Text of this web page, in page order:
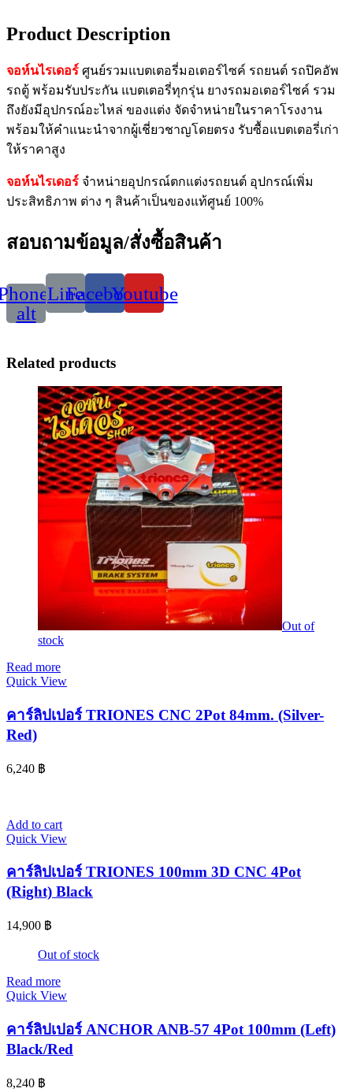
Product Description
จอห์นไรเดอร์ ศูนย์รวมแบตเตอรี่มอเตอร์ไซค์ รถยนต์ รถปิคอัพ
รถตู้ พร้อมรับประกัน แบตเตอรี่ทุกรุ่น ยางรถมอเตอร์ไซค์ รวม
ถึงยังมีอุปกรณ์อะไหล่ ของแต่ง จัดจำหน่ายในราคาโรงงาน
พร้อมให้คำแนะนำจากผู้เชี่ยวชาญโดยตรง รับซื้อแบตเตอรี่เก่า
ให้ราคาสูง
จอห์นไรเดอร์ จำหน่ายอุปกรณ์ตกแต่งรถยนต์ อุปกรณ์เพิ่ม
ประสิทธิภาพ ต่าง ๆ สินค้าเป็นของแท้ศูนย์ 100%
สอบถามข้อมูล/สั่งซื้อสินค้า
alt
LineFacebookYoutube
Related products
Out of
stock
Read more
Quick View
คาร์ลิปเปอร์ TRIONES CNC 2Pot 84mm. (Silver-
Red)
6,240 ฿
Add to cart
Quick View
คาร์ลิปเปอร์ TRIONES 100mm 3D CNC 4Pot
(Right) Black
14,900 ฿
Out of stock
Read more
Quick View
คาร์ลิปเปอร์ ANCHOR ANB-57 4Pot 100mm (Left)
Black/Red
8,240 ฿